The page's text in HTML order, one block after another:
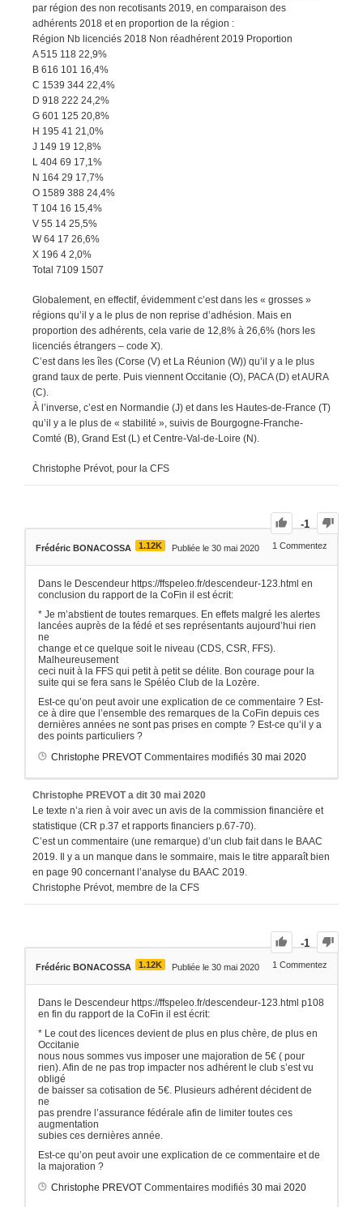
par région des non recotisants 2019, en comparaison des
adhérents 2018 et en proportion de la région :
Région Nb licenciés 2018 Non réadhérent 2019 Proportion
A 515 118 22,9%
B 616 101 16,4%
C 1539 344 22,4%
D 918 222 24,2%
G 601 125 20,8%
H 195 41 21,0%
J 149 19 12,8%
L 404 69 17,1%
N 164 29 17,7%
O 1589 388 24,4%
T 104 16 15,4%
V 55 14 25,5%
W 64 17 26,6%
X 196 4 2,0%
Total 7109 1507
Globalement, en effectif, évidemment c’est dans les « grosses »
régions qu’il y a le plus de non reprise d’adhésion. Mais en
proportion des adhérents, cela varie de 12,8% à 26,6% (hors les
licenciés étrangers – code X).
C’est dans les îles (Corse (V) et La Réunion (W)) qu’il y a le plus
grand taux de perte. Puis viennent Occitanie (O), PACA (D) et AURA
(C).
À l’inverse, c’est en Normandie (J) et dans les Hautes-de-France (T)
qu’il y a le plus de « stabilité », suivis de Bourgogne-Franche-
Comté (B), Grand Est (L) et Centre-Val-de-Loire (N).
Christophe Prévot, pour la CFS
-1
Frédéric BONACOSSA 1.12K Publiée le 30 mai 2020 1 Commentez
Dans le Descendeur https://ffspeleo.fr/descendeur-123.html en
conclusion du rapport de la CoFin il est écrit:
* Je m’abstient de toutes remarques. En effets malgré les alertes
lancées auprès de la fédé et ses représentants aujourd’hui rien
ne
change et ce quelque soit le niveau (CDS, CSR, FFS).
Malheureusement
ceci nuit à la FFS qui petit à petit se délite. Bon courage pour la
suite qui se fera sans le Spéléo Club de la Lozère.
Est-ce qu’on peut avoir une explication de ce commentaire ? Est-
ce à dire que l’ensemble des remarques de la CoFin depuis ces
dernières années ne sont pas prises en compte ? Est-ce qu’il y a
des points particuliers ?
Christophe PREVOT Commentaires modifiés 30 mai 2020
Christophe PREVOT a dit 30 mai 2020
Le texte n’a rien à voir avec un avis de la commission financière et
statistique (CR p.37 et rapports financiers p.67-70).
C’est un commentaire (une remarque) d’un club fait dans le BAAC
2019. Il y a un manque dans le sommaire, mais le titre apparaît bien
en page 90 concernant l’analyse du BAAC 2019.
Christophe Prévot, membre de la CFS
-1
Frédéric BONACOSSA 1.12K Publiée le 30 mai 2020 1 Commentez
Dans le Descendeur https://ffspeleo.fr/descendeur-123.html p108
en fin du rapport de la CoFin il est écrit:
* Le cout des licences devient de plus en plus chère, de plus en
Occitanie
nous nous sommes vus imposer une majoration de 5€ ( pour
rien). Afin de ne pas trop impacter nos adhérent le club s’est vu
obligé
de baisser sa cotisation de 5€. Plusieurs adhérent décident de
ne
pas prendre l’assurance fédérale afin de limiter toutes ces
augmentation
subies ces dernières année.
Est-ce qu’on peut avoir une explication de ce commentaire et de
la majoration ?
Christophe PREVOT Commentaires modifiés 30 mai 2020